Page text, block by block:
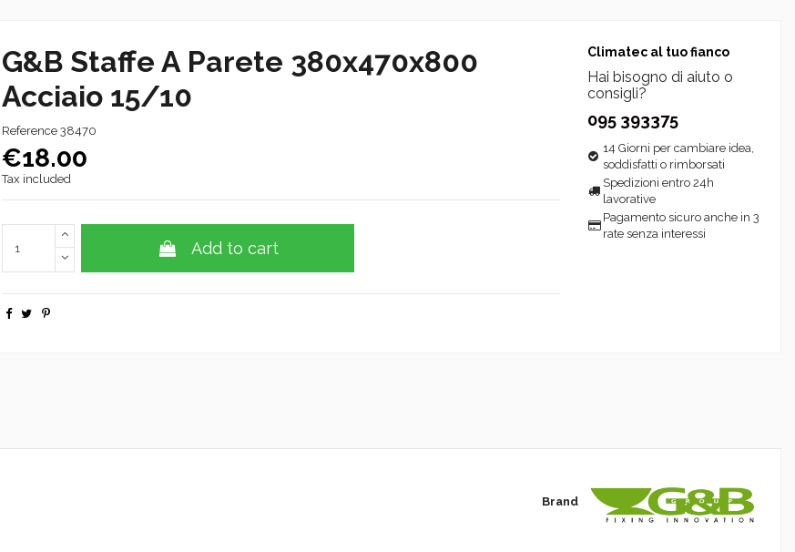
G&B Staffe A Parete 380x470x800
Acciaio 15/10
Reference 38470
€18.00
Tax included
Add to cart
Climatec al tuo fianco
Hai bisogno di aiuto o
consigli?
095 393375
14 Giorni per cambiare idea,
soddisfatti o rimborsati
Spedizioni entro 24h
lavorative
Pagamento sicuro anche in 3
rate senza interessi
Brand